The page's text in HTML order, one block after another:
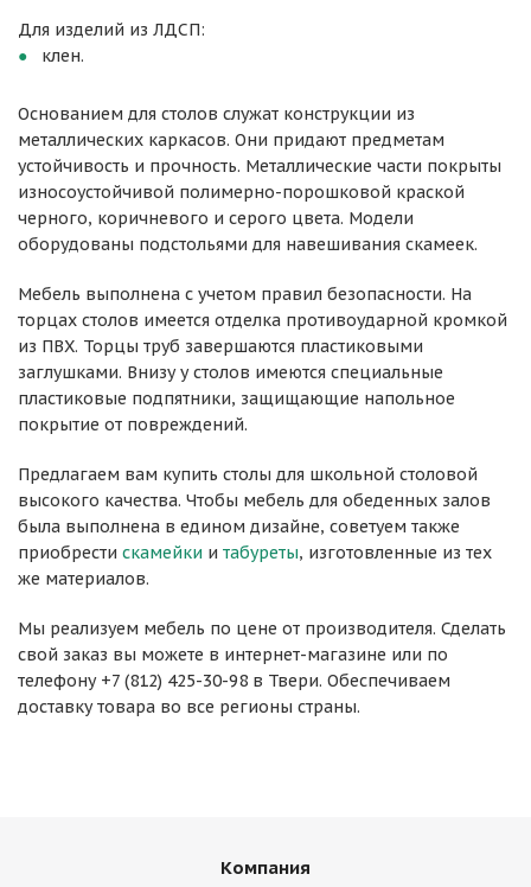
Для изделий из ЛДСП:
клен.
Основанием для столов служат конструкции из
металлических каркасов. Они придают предметам
устойчивость и прочность. Металлические части покрыты
износоустойчивой полимерно-порошковой краской
черного, коричневого и серого цвета. Модели
оборудованы подстольями для навешивания скамеек.
Мебель выполнена с учетом правил безопасности. На
торцах столов имеется отделка противоударной кромкой
из ПВХ. Торцы труб завершаются пластиковыми
заглушками. Внизу у столов имеются специальные
пластиковые подпятники, защищающие напольное
покрытие от повреждений.
Предлагаем вам купить столы для школьной столовой
высокого качества. Чтобы мебель для обеденных залов
была выполнена в едином дизайне, советуем также
приобрести скамейки и табуреты, изготовленные из тех
же материалов.
Мы реализуем мебель по цене от производителя. Сделать
свой заказ вы можете в интернет-магазине или по
телефону +7 (812) 425-30-98 в Твери. Обеспечиваем
доставку товара во все регионы страны.
Компания